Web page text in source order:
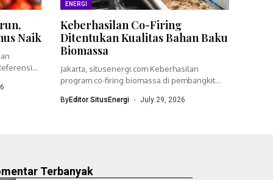
Naik
ENERGI
Keberhasilan Co-Firing
Ditentukan Kualitas Bahan Baku
Biomassa
Jakarta, situsenergi.com Keberhasilan
program co-firing biomassa di pembangkit
ByEditor SitusEnergi July 29, 2026
Terbanyak